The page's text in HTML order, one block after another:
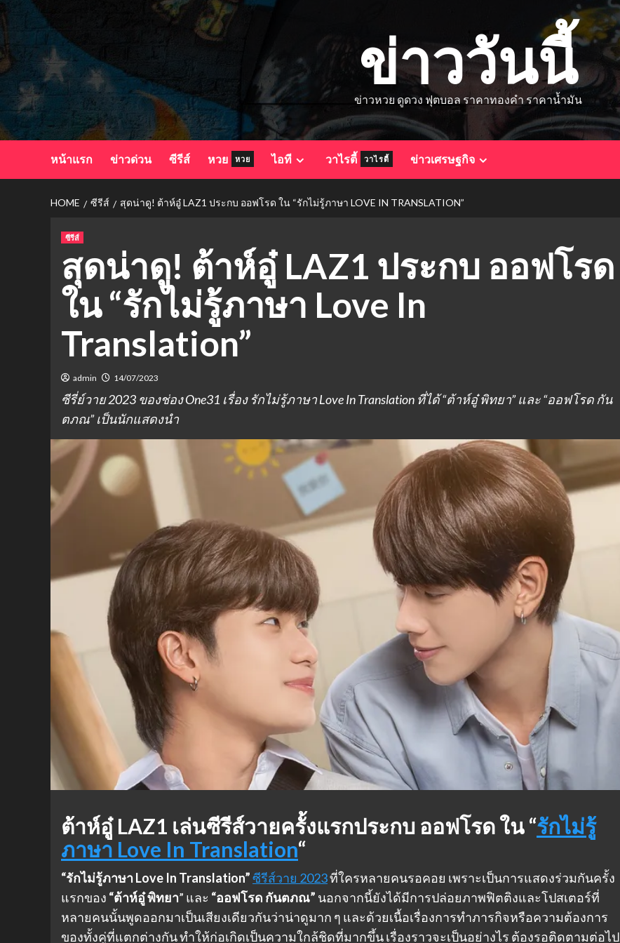
to
content
ข่าววันนี้
ข่าวหวย ดูดวง ฟุตบอล ราคาทองคำ ราคาน้ำมัน
หน้าแรก ข่าวด่วน ซีรีส์ หวย หวย ไอที วาไรตี้ วาไรตี้ ข่าวเศรษฐกิจ
HOME ซีรีส์ สุดน่าดู! ต้าห์อู๋ LAZ1 ประกบ ออฟโรด ใน “รักไม่รู้ภาษา LOVE IN TRANSLATION”
ซีรีส์
สุดน่าดู! ต้าห์อู๋ LAZ1 ประกบ ออฟโรด
ใน “รักไม่รู้ภาษา Love In
Translation”
admin 14/07/2023
ซีรี่ย์วาย 2023 ของช่อง One31 เรื่อง รักไม่รู้ภาษา Love In Translation ที่ได้ “ต้าห์อู๋ พิทยา” และ “ออฟโรด กัน
ตภณ” เป็นนักแสดงนำ
ต้าห์อู๋ LAZ1 เล่นซีรีส์วายครั้งแรกประกบ ออฟโรด ใน “รักไม่รู้
ภาษา Love In Translation“
“รักไม่รู้ภาษา Love In Translation”ซีรีส์วาย 2023ที่ใครหลายคนรอคอย เพราะเป็นการแสดงร่วมกันครั้ง
แรกของ “ต้าห์อู๋ พิทยา” และ “ออฟโรด กันตภณ” นอกจากนี้ยังได้มีการปล่อยภาพฟิตติงและโปสเตอร์ที่
หลายคนนั้นพูดออกมาเป็นเสียงเดียวกันว่าน่าดูมาก ๆ และด้วยเนื้อเรื่องการทำภารกิจหรือความต้องการ
ของทั้งคู่ที่แตกต่างกัน ทำให้ก่อเกิดเป็นความใกล้ชิดที่มากขึ้น เรื่องราวจะเป็นอย่างไร ต้องรอติดตามต่อไป